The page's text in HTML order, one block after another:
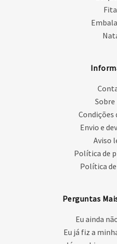
Sobre
Condições
Envio e
Aviso
Política de
Política
Perguntas
Eu ainda
Eu já fiz a